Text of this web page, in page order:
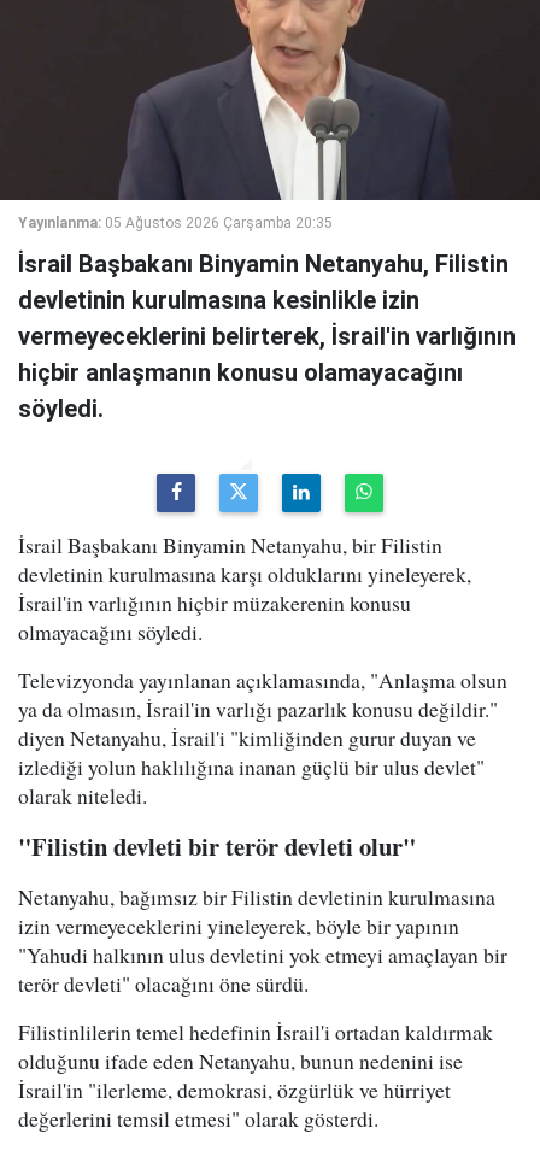
Yayınlanma: 05 Ağustos 2026 Çarşamba 20:35
İsrail Başbakanı Binyamin Netanyahu, Filistin
devletinin kurulmasına kesinlikle izin
vermeyeceklerini belirterek, İsrail'in varlığının
hiçbir anlaşmanın konusu olamayacağını
söyledi.
İsrail Başbakanı Binyamin Netanyahu, bir Filistin
devletinin kurulmasına karşı olduklarını yineleyerek,
İsrail'in varlığının hiçbir müzakerenin konusu
olmayacağını söyledi.
Televizyonda yayınlanan açıklamasında, "Anlaşma olsun
ya da olmasın, İsrail'in varlığı pazarlık konusu değildir."
diyen Netanyahu, İsrail'i "kimliğinden gurur duyan ve
izlediği yolun haklılığına inanan güçlü bir ulus devlet"
olarak niteledi.
"Filistin devleti bir terör devleti olur"
Netanyahu, bağımsız bir Filistin devletinin kurulmasına
izin vermeyeceklerini yineleyerek, böyle bir yapının
"Yahudi halkının ulus devletini yok etmeyi amaçlayan bir
terör devleti" olacağını öne sürdü.
Filistinlilerin temel hedefinin İsrail'i ortadan kaldırmak
olduğunu ifade eden Netanyahu, bunun nedenini ise
İsrail'in "ilerleme, demokrasi, özgürlük ve hürriyet
değerlerini temsil etmesi" olarak gösterdi.